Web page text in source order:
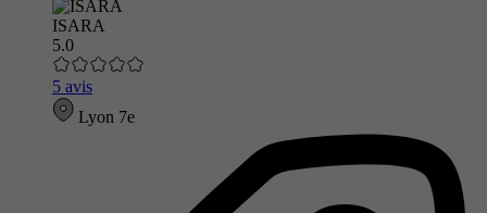
ISARA
5.0
5 avis
Lyon 7e